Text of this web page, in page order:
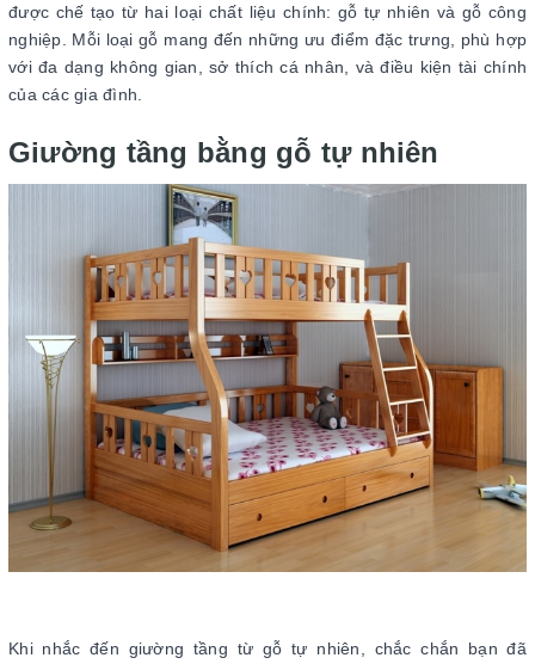
được chế tạo từ hai loại chất liệu chính: gỗ tự nhiên và gỗ công
nghiệp. Mỗi loại gỗ mang đến những ưu điểm đặc trưng, phù hợp
với đa dạng không gian, sở thích cá nhân, và điều kiện tài chính
của các gia đình.
Giường tầng bằng gỗ tự nhiên
Khi nhắc đến giường tầng từ gỗ tự nhiên, chắc chắn bạn đã